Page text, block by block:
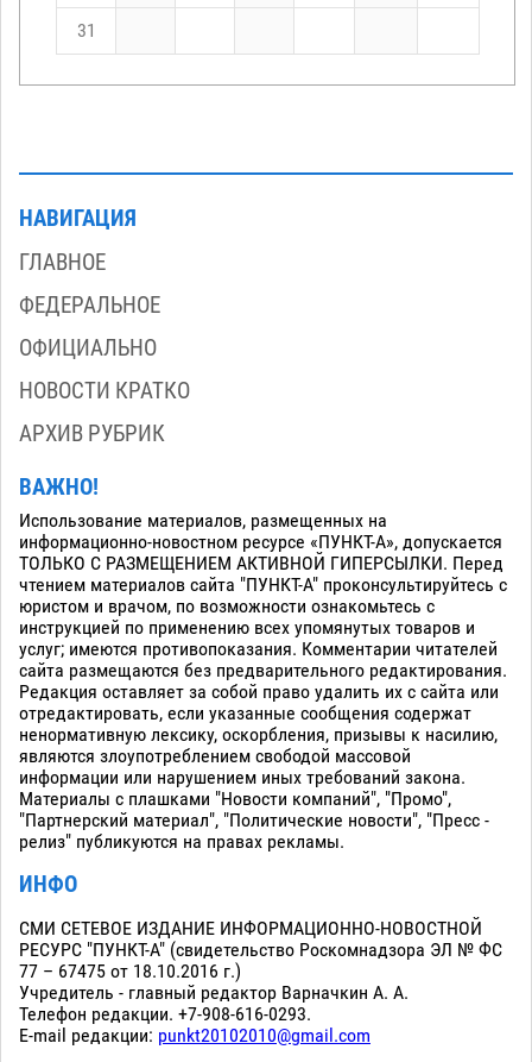
31
НАВИГАЦИЯ
ГЛАВНОЕ
ФЕДЕРАЛЬНОЕ
ОФИЦИАЛЬНО
НОВОСТИ КРАТКО
АРХИВ РУБРИК
ВАЖНО!
Использование материалов, размещенных на
информационно-новостном ресурсе «ПУНКТ-А», допускается
ТОЛЬКО С РАЗМЕЩЕНИЕМ АКТИВНОЙ ГИПЕРСЫЛКИ. Перед
чтением материалов сайта "ПУНКТ-А" проконсультируйтесь с
юристом и врачом, по возможности ознакомьтесь с
инструкцией по применению всех упомянутых товаров и
услуг; имеются противопоказания. Комментарии читателей
сайта размещаются без предварительного редактирования.
Редакция оставляет за собой право удалить их с сайта или
отредактировать, если указанные сообщения содержат
ненормативную лексику, оскорбления, призывы к насилию,
являются злоупотреблением свободой массовой
информации или нарушением иных требований закона.
Материалы с плашками "Новости компаний", "Промо",
"Партнерский материал", "Политические новости", "Пресс -
релиз" публикуются на правах рекламы.
ИНФО
СМИ СЕТЕВОЕ ИЗДАНИЕ ИНФОРМАЦИОННО-НОВОСТНОЙ
РЕСУРС "ПУНКТ-А" (свидетельство Роскомнадзора ЭЛ № ФС
77 – 67475 от 18.10.2016 г.)
Учредитель - главный редактор Варначкин А. А.
Телефон редакции. +7-908-616-0293.
E-mail редакции: punkt20102010@gmail.com